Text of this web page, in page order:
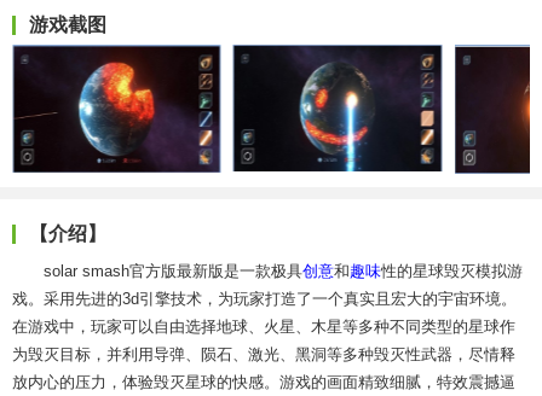
游戏截图
【介绍】
solar smash官方版最新版是一款极具创意和趣味性的星球毁灭模拟游
戏。采用先进的3d引擎技术，为玩家打造了一个真实且宏大的宇宙环境。
在游戏中，玩家可以自由选择地球、火星、木星等多种不同类型的星球作
为毁灭目标，并利用导弹、陨石、激光、黑洞等多种毁灭性武器，尽情释
放内心的压力，体验毁灭星球的快感。游戏的画面精致细腻，特效震撼逼